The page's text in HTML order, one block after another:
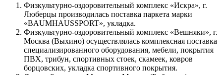
Физкультурно-оздоровительный комплекс «Искра», г.
Люберцы производилась поставка паркета марки
«BAUMHAUSSPORT», укладка.
Физкультурно-оздоровительный комплекс «Вешняки», г.
Москва (Выхино) осуществлялась комплексная поставка
специализированного оборудования, мебели, покрытия
ПВХ, трибун, спортивных стоек, скамеек, ковров
борцовских, укладка спортивного покрытия.